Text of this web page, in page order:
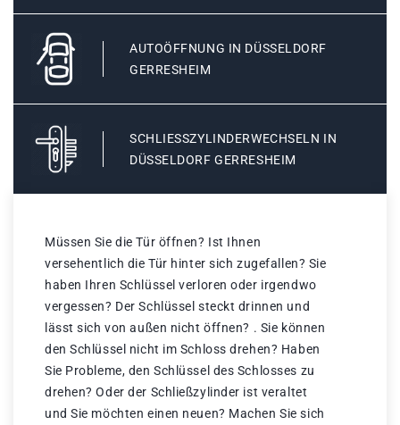
AUTOÖFFNUNG IN DÜSSELDORF
GERRESHEIM
SCHLIESSZYLINDERWECHSELN IN D
ÜSSELDORF GERRESHEIM
Müssen Sie die Tür öffnen? Ist Ihnen
versehentlich die Tür hinter sich zugefallen? Sie
haben Ihren Schlüssel verloren oder irgendwo
vergessen? Der Schlüssel steckt drinnen und
lässt sich von außen nicht öffnen? . Sie können
den Schlüssel nicht im Schloss drehen? Haben
Sie Probleme, den Schlüssel des Schlosses zu
drehen? Oder der Schließzylinder ist veraltet
und Sie möchten einen neuen? Machen Sie sich